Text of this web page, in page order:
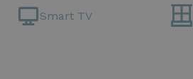
Smart TV